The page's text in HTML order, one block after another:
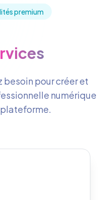
premium
besoin pour créer et
numérique
plateforme.